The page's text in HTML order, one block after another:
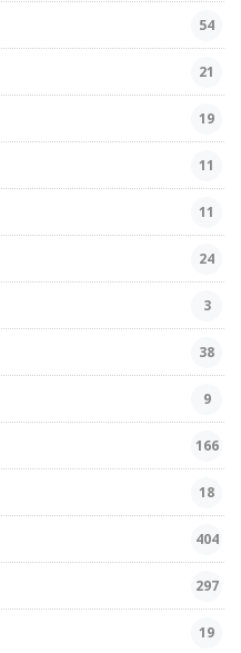
54
21
19
11
11
24
3
38
9
166
18
404
297
19